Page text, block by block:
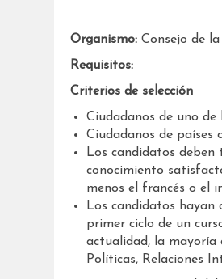
Organismo: Consejo de la
Requisitos:
Criterios de selección
Ciudadanos de uno
Ciudadanos de países
Los candidatos
conocimiento
menos el francés o el
Los candidatos hayan
primer ciclo de un
actualidad, la mayoría
Políticas, Relaciones